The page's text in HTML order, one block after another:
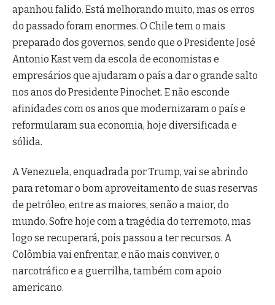
apanhou falido. Está melhorando muito, mas os erros
do passado foram enormes. O Chile tem o mais
preparado dos governos, sendo que o Presidente José
Antonio Kast vem da escola de economistas e
empresários que ajudaram o país a dar o grande salto
nos anos do Presidente Pinochet. E não esconde
afinidades com os anos que modernizaram o país e
reformularam sua economia, hoje diversificada e
sólida.
A Venezuela, enquadrada por Trump, vai se abrindo
para retomar o bom aproveitamento de suas reservas
de petróleo, entre as maiores, senão a maior, do
mundo. Sofre hoje com a tragédia do terremoto, mas
logo se recuperará, pois passou a ter recursos. A
Colômbia vai enfrentar, e não mais conviver, o
narcotráfico e a guerrilha, também com apoio
americano.